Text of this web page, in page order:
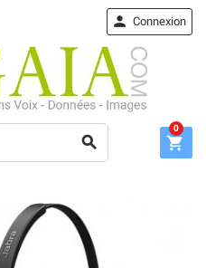

 Connexion

0